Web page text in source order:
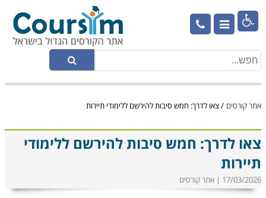

אתר קורסים /צאו לדרך: חמש סיבות להירשם ללימודי תיירות
צאו לדרך: חמש סיבות להירשם ללימודי
תיירות
17/03/2026 | אתר קורסים